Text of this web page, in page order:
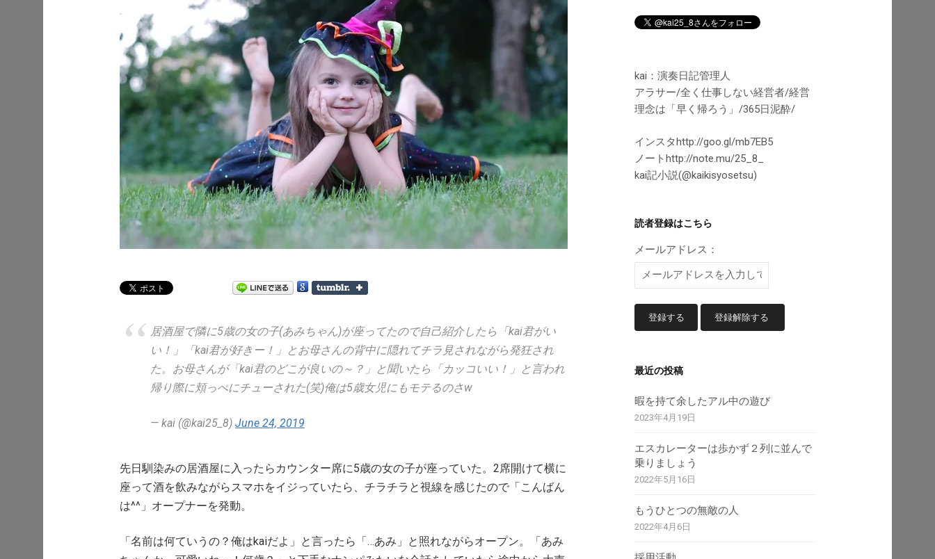
居酒屋で隣に5歳の女の子(あみちゃん)が座ってたので自己紹介したら「kai君がい
い！」「kai君が好きー！」とお母さんの背中に隠れてチラ見されながら発狂され
た。お母さんが「kai君のどこが良いの～？」と聞いたら「カッコいい！」と言われ
帰り際に頬っぺにチューされた(笑)俺は5歳女児にもモテるのさw
— kai (@kai25_8) June 24, 2019
先日馴染みの居酒屋に入ったらカウンター席に5歳の女の子が座っていた。2席開けて横に
座って酒を飲みながらスマホをイジっていたら、チラチラと視線を感じたので「こんばん
は^^」オープナーを発動。
「名前は何ていうの？俺はkaiだよ」と言ったら「…あみ」と照れながらオープン。「あみ
kai：演奏日記管理人
アラサー/全く仕事しない経営者/経営
理念は「早く帰ろう」/365日泥酔/
インスタhttp://goo.gl/mb7EB5
ノートhttp://note.mu/25_8_
kai記小説(@kaikisyosetsu)
読者登録はこちら
メールアドレス：
最近の投稿
暇を持て余したアル中の遊び
2023年4月19日
エスカレーターは歩かず２列に並んで
乗りましょう
2022年5月16日
もうひとつの無敵の人
2022年4月6日